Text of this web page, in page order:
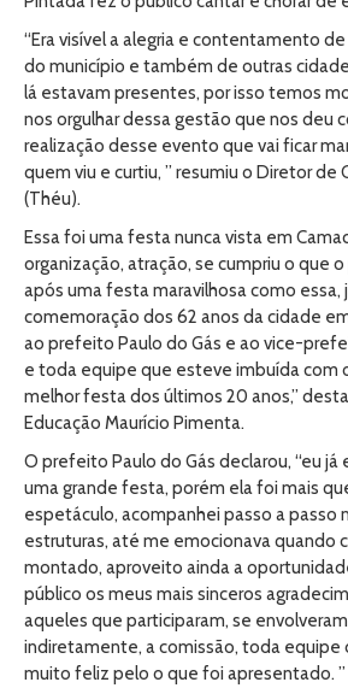
“Era visível a alegria e contentamento
do município e também de outras
lá estavam presentes, por isso temos
nos orgulhar dessa gestão que nos deu
realização desse evento que vai ficar
quem viu e curtiu, ” resumiu o Diretor de
(Théu).
Essa foi uma festa nunca vista em
organização, atração, se cumpriu o que
após uma festa maravilhosa como essa,
comemoração dos 62 anos da cidade
ao prefeito Paulo do Gás e ao vice-
e toda equipe que esteve imbuída com
melhor festa dos últimos 20 anos,”
Educação Maurício Pimenta.
O prefeito Paulo do Gás declarou, “eu já
uma grande festa, porém ela foi mais
espetáculo, acompanhei passo a passo
estruturas, até me emocionava quando
montado, aproveito ainda a
público os meus mais sinceros
aqueles que participaram, se
indiretamente, a comissão, toda equipe
muito feliz pelo o que foi apresentado. ”